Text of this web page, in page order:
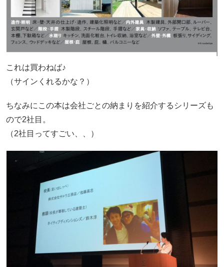
これは買わねば♪
（サインくれるかな？）
ちなみにこの本は会社ごとの納まりを紹介するシリーズも
ので2社目。
（2社目ってすごい、、）